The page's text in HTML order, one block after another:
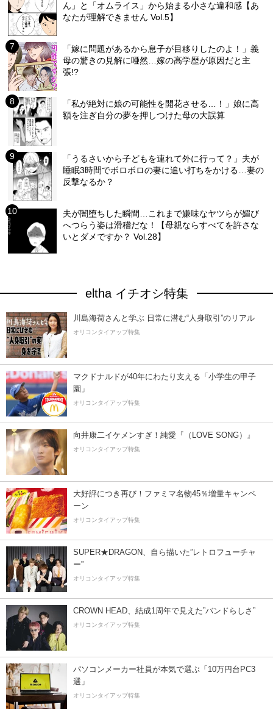
ん」と「オムライス」から始まる小さな違和感【あ
なたが理解できません Vol.5】
「嫁に問題があるから息子が目移りしたのよ！」義
母の驚きの見解に唖然…嫁の高学歴が原因だと主
張!?
「私が絶対に娘の可能性を開花させる…！」娘に高
額を注ぎ自分の夢を押しつけた母の大誤算
「うるさいから子どもを連れて外に行って？」夫が
睡眠3時間でボロボロの妻に追い打ちをかける…妻の
反撃なるか？
夫が闇堕ちした瞬間…これまで嫌味なヤツらが媚び
へつらう姿は滑稽だな！【母親ならすべてを許さな
いとダメですか？ Vol.28】
eltha イチオシ特集
川島海荷さんと学ぶ 日常に潜む“人身取引”のリアル
オリコンタイアップ特集
マクドナルドが40年にわたり支える「小学生の甲子
園」
オリコンタイアップ特集
向井康二イケメンすぎ！純愛『（LOVE SONG）』
オリコンタイアップ特集
大好評につき再び！ファミマ名物45％増量キャンペ
ーン
オリコンタイアップ特集
SUPER★DRAGON、自ら描いた”レトロフューチャ
ー”
オリコンタイアップ特集
CROWN HEAD、結成1周年で見えた”バンドらしさ”
オリコンタイアップ特集
パソコンメーカー社員が本気で選ぶ「10万円台PC3
選」
オリコンタイアップ特集